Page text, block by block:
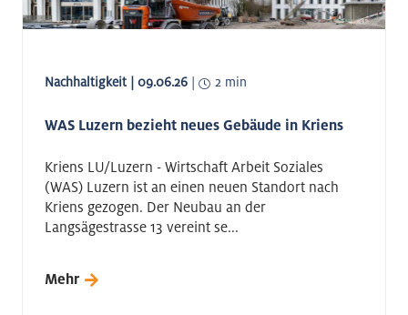
Nachhaltigkeit | 09.06.26 | 2 min
WAS Luzern bezieht neues Gebäude in Kriens
Kriens LU/Luzern - Wirtschaft Arbeit Soziales
(WAS) Luzern ist an einen neuen Standort nach
Kriens gezogen. Der Neubau an der
Langsägestrasse 13 vereint se...
Mehr